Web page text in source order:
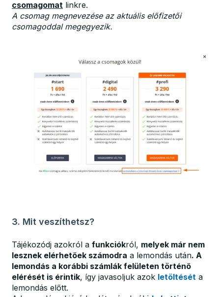
csomagomat linkre.
A csomag megnevezése az aktuális előfizetői
csomagoddal megegyezik.
3. Mit veszíthetsz?
Tájékozódj azokról a funkciókról, melyek már nem
lesznek elérhetőek számodra a lemondás után. A
lemondás a korábbi számlák felületen történő
elérését is érintik, így javasoljuk azok letöltését a
lemondás előtt.